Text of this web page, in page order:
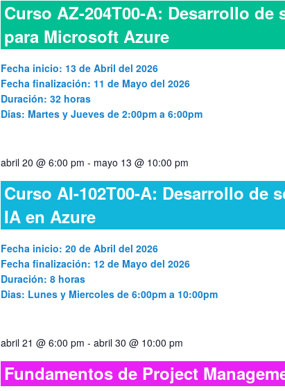
Curso AZ-204T00-A: Desarrollo de
para Microsoft Azure
Fecha inicio: 13 de Abril del 2026
Fecha finalización: 11 de Mayo del 2026
Duración: 32 horas
Dias: Martes y Jueves de 2:00pm a 6:00pm
abril 20 @ 6:00 pm - mayo 13 @ 10:00 pm
Curso AI-102T00-A: Desarrollo de
IA en Azure
Fecha inicio: 20 de Abril del 2026
Fecha finalización: 12 de Mayo del 2026
Duración: 8 horas
Dias: Lunes y Miercoles de 6:00pm a 10:00pm
abril 21 @ 6:00 pm - abril 30 @ 10:00 pm
Fundamentos de Project